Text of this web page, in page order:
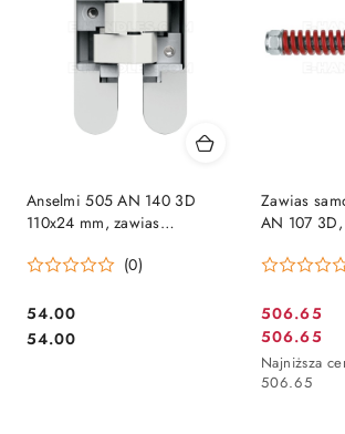
Anselmi 505 AN 140 3D
110x24 mm, zawias
2szt do 40 kg, 3szt do 60kg)
(0)
Cena:
54.00
Cena:
54.00
Zawias
AN 107
cynkowy
Cena
promocyjna:
506.65
Cena
506.65
Najniższa
cena
Najniższa
506.65